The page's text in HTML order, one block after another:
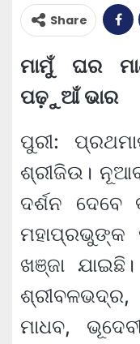
Share
ମାମୁଁ ଘର
ପଢ଼ୁଆଁ ଭାର
ପୁରୀ:
ଶ୍ରୀଜିଉ।
ଦର୍ଶନ ଦେବେ
ମହାପ୍ରଭୁଙ୍କ
ଖଞ୍ଜା
ଶ୍ରୀବଳଭଦ୍ର,
ମାଧବ,